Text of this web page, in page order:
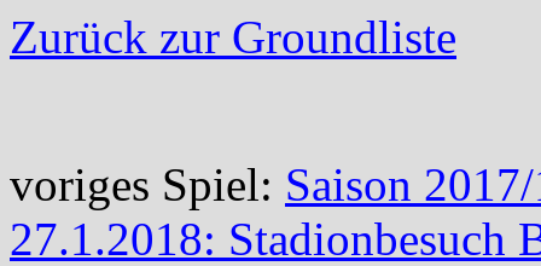
Zurück zur Groundliste
voriges Spiel: Saison
27.1.2018: Stadionbesuch